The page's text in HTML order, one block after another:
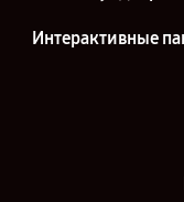
Интерактивные